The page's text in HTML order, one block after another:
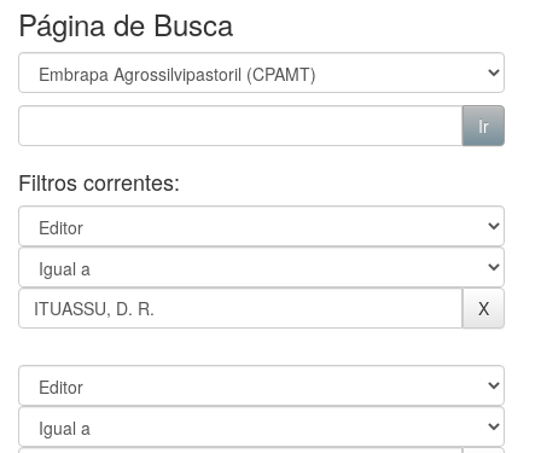
Página de Busca
Filtros correntes: